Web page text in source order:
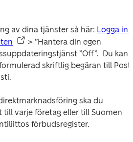
av dina tjänster så här: Logga in i
> ”Hantera din egen
”Off”.  Du kan
skriftlig begäran till Posti
ska du
till varje företag eller till Suomen
förbudsregister.